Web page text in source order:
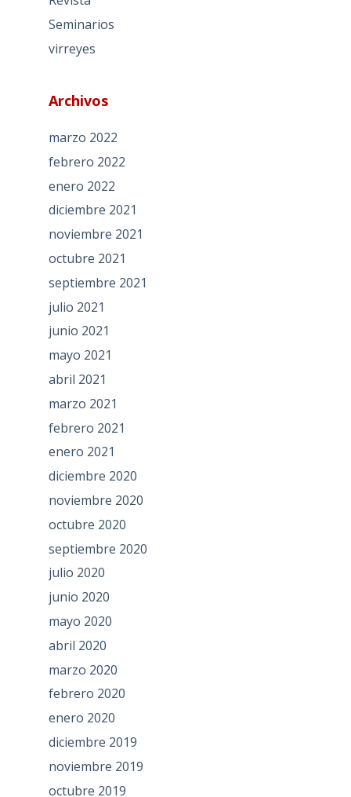
Seminarios
virreyes
Archivos
marzo 2022
febrero 2022
enero 2022
diciembre 2021
noviembre 2021
octubre 2021
septiembre 2021
julio 2021
junio 2021
mayo 2021
abril 2021
marzo 2021
febrero 2021
enero 2021
diciembre 2020
noviembre 2020
octubre 2020
septiembre 2020
julio 2020
junio 2020
mayo 2020
abril 2020
marzo 2020
febrero 2020
enero 2020
diciembre 2019
noviembre 2019
octubre 2019